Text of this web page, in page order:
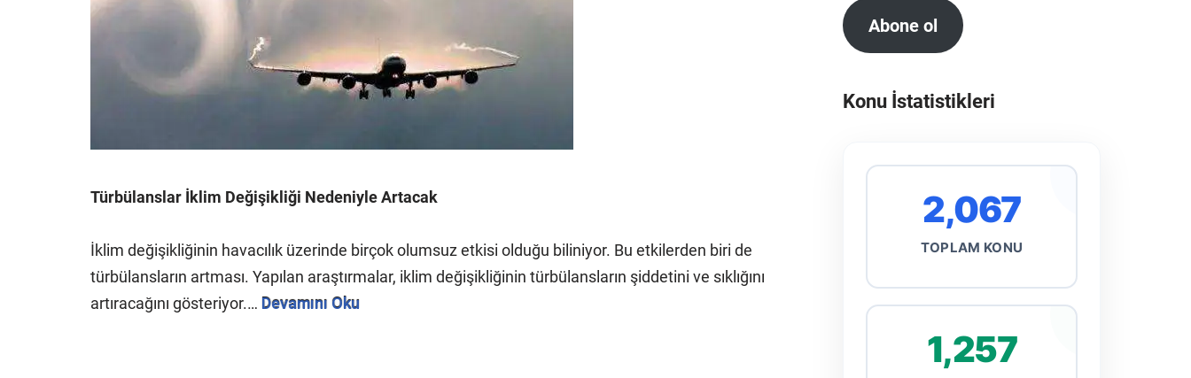
Türbülanslar İklim Değişikliği Nedeniyle Artacak
İklim değişikliğinin havacılık üzerinde birçok olumsuz etkisi olduğu biliniyor. Bu etkilerden biri de
türbülansların artması. Yapılan araştırmalar, iklim değişikliğinin türbülansların şiddetini ve sıklığını
artıracağını gösteriyor.… Devamını Oku
Abone ol
Konu İstatistikleri
2,067
TOPLAM KONU
1,257